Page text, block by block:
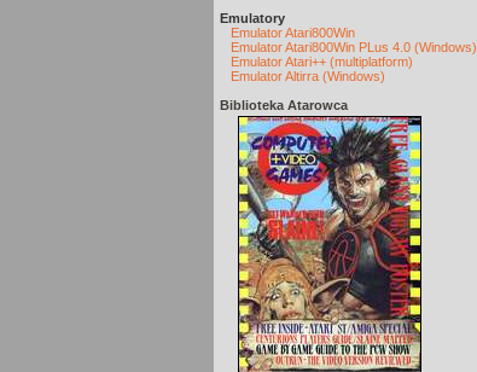
Emulatory
Emulator Atari800Win
Emulator Atari800Win PLus 4.0 (Windows)
Emulator Atari++ (multiplatform)
Emulator Altirra (Windows)
Biblioteka Atarowca